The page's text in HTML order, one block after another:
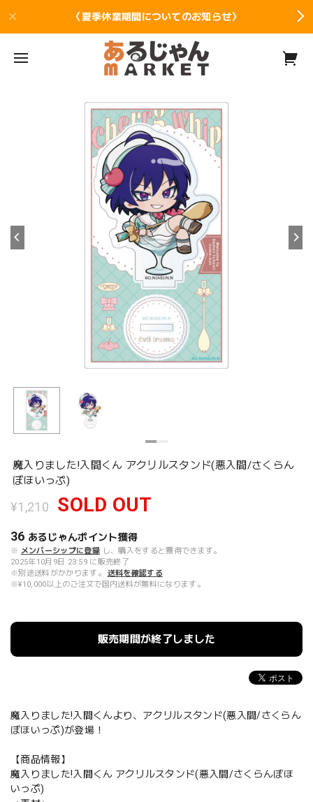
〈夏季休業期間についてのお知らせ〉
魔入りました!入間くん アクリルスタンド(悪入間/さくらん
ぼほいっぷ)
¥1,210 SOLD OUT
36 あるじゃんポイント獲得
※ メンバーシップに登録 し、購入をすると獲得できます。
2025年10月9日 23:59 に販売終了
※別途送料がかかります。
送料を確認する
※¥10,000以上のご注文で国内送料が無料になります。
販売期間が終了しました
魔入りました!入間くんより、アクリルスタンド(悪入間/さくらん
ぼほいっぷ)が登場！
【商品情報】
魔入りました!入間くん アクリルスタンド(悪入間/さくらんぼほ
いっぷ)